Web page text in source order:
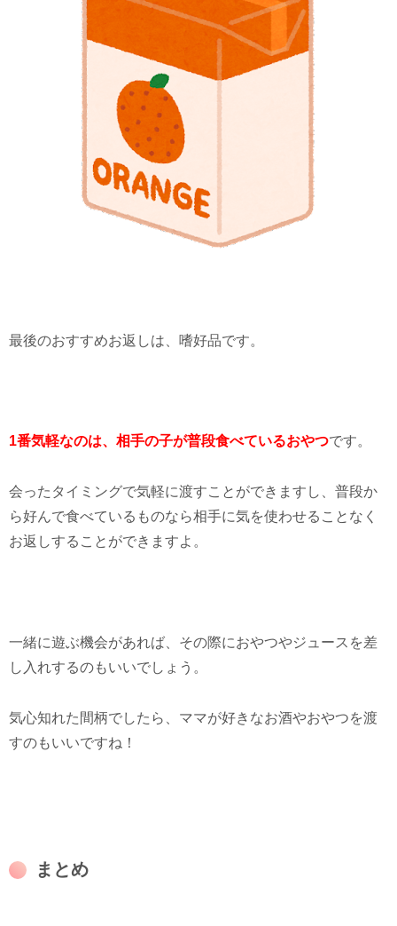
最後のおすすめお返しは、嗜好品です。
1番気軽なのは、相手の子が普段食べているおやつです。
会ったタイミングで気軽に渡すことができますし、普段か
ら好んで食べているものなら相手に気を使わせることなく
お返しすることができますよ。
一緒に遊ぶ機会があれば、その際におやつやジュースを差
し入れするのもいいでしょう。
気心知れた間柄でしたら、ママが好きなお酒やおやつを渡
すのもいいですね！
まとめ